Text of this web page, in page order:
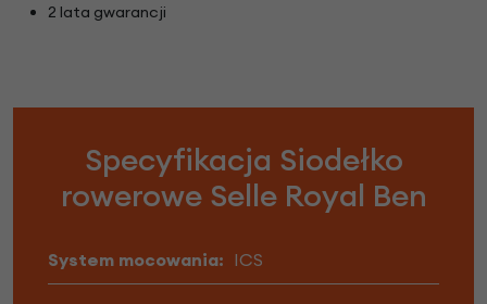
2 lata gwarancji
Specyfikacja Siodełko
rowerowe Selle Royal Ben
System mocowania: ICS